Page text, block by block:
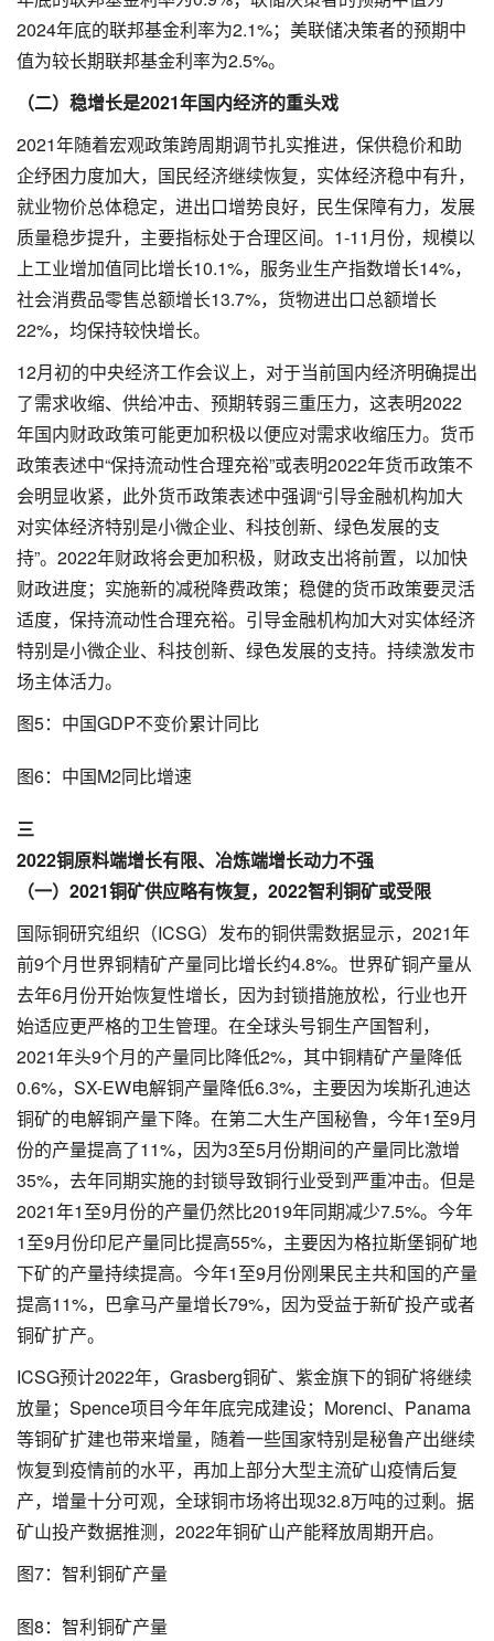
2024年底的联邦基金利率为2.1%；美联储决策者的预期中
值为较长期联邦基金利率为2.5%。
（二）稳增长是2021年国内经济的重头戏
2021年随着宏观政策跨周期调节扎实推进，保供稳价和助
企纾困力度加大，国民经济继续恢复，实体经济稳中有升，
就业物价总体稳定，进出口增势良好，民生保障有力，发展
质量稳步提升，主要指标处于合理区间。1-11月份，规模以
上工业增加值同比增长10.1%，服务业生产指数增长14%，
社会消费品零售总额增长13.7%，货物进出口总额增长
22%，均保持较快增长。
12月初的中央经济工作会议上，对于当前国内经济明确提出
了需求收缩、供给冲击、预期转弱三重压力，这表明2022
年国内财政政策可能更加积极以便应对需求收缩压力。货币
政策表述中“保持流动性合理充裕”或表明2022年货币政策不
会明显收紧，此外货币政策表述中强调“引导金融机构加大
对实体经济特别是小微企业、科技创新、绿色发展的支
持”。2022年财政将会更加积极，财政支出将前置，以加快
财政进度；实施新的减税降费政策；稳健的货币政策要灵活
适度，保持流动性合理充裕。引导金融机构加大对实体经济
特别是小微企业、科技创新、绿色发展的支持。持续激发市
场主体活力。
图5：中国GDP不变价累计同比
图6：中国M2同比增速
三
2022铜原料端增长有限、冶炼端增长动力不强
（一）2021铜矿供应略有恢复，2022智利铜矿或受限
国际铜研究组织（ICSG）发布的铜供需数据显示，2021年
前9个月世界铜精矿产量同比增长约4.8%。世界矿铜产量从
去年6月份开始恢复性增长，因为封锁措施放松，行业也开
始适应更严格的卫生管理。在全球头号铜生产国智利，
2021年头9个月的产量同比降低2%，其中铜精矿产量降低
0.6%，SX-EW电解铜产量降低6.3%，主要因为埃斯孔迪达
铜矿的电解铜产量下降。在第二大生产国秘鲁，今年1至9月
份的产量提高了11%，因为3至5月份期间的产量同比激增
35%，去年同期实施的封锁导致铜行业受到严重冲击。但是
2021年1至9月份的产量仍然比2019年同期减少7.5%。今年
1至9月份印尼产量同比提高55%，主要因为格拉斯堡铜矿地
下矿的产量持续提高。今年1至9月份刚果民主共和国的产量
提高11%，巴拿马产量增长79%，因为受益于新矿投产或者
铜矿扩产。
ICSG预计2022年，Grasberg铜矿、紫金旗下的铜矿将继续
放量；Spence项目今年年底完成建设；Morenci、Panama
等铜矿扩建也带来增量，随着一些国家特别是秘鲁产出继续
恢复到疫情前的水平，再加上部分大型主流矿山疫情后复
产，增量十分可观，全球铜市场将出现32.8万吨的过剩。据
矿山投产数据推测，2022年铜矿山产能释放周期开启。
图7：智利铜矿产量
图8：智利铜矿产量